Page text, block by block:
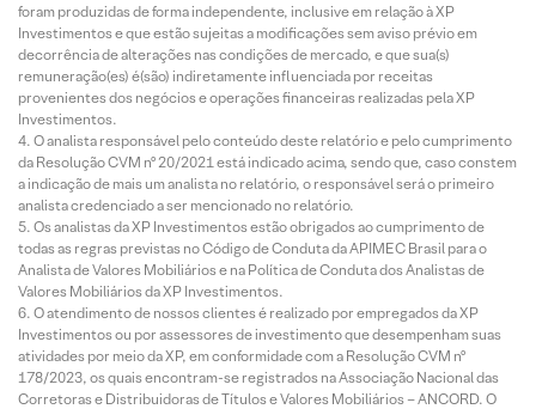
foram produzidas de forma independente, inclusive em relação à XP
Investimentos e que estão sujeitas a modificações sem aviso prévio em
decorrência de alterações nas condições de mercado, e que sua(s)
remuneração(es) é(são) indiretamente influenciada por receitas
provenientes dos negócios e operações financeiras realizadas pela XP
Investimentos.
O analista responsável pelo conteúdo deste relatório e pelo cumprimento
da Resolução CVM nº 20/2021 está indicado acima, sendo que, caso constem
a indicação de mais um analista no relatório, o responsável será o primeiro
analista credenciado a ser mencionado no relatório.
Os analistas da XP Investimentos estão obrigados ao cumprimento de
todas as regras previstas no Código de Conduta da APIMEC Brasil para o
Analista de Valores Mobiliários e na Política de Conduta dos Analistas de
Valores Mobiliários da XP Investimentos.
O atendimento de nossos clientes é realizado por empregados da XP
Investimentos ou por assessores de investimento que desempenham suas
atividades por meio da XP, em conformidade com a Resolução CVM nº
178/2023, os quais encontram-se registrados na Associação Nacional das
Corretoras e Distribuidoras de Títulos e Valores Mobiliários – ANCORD. O